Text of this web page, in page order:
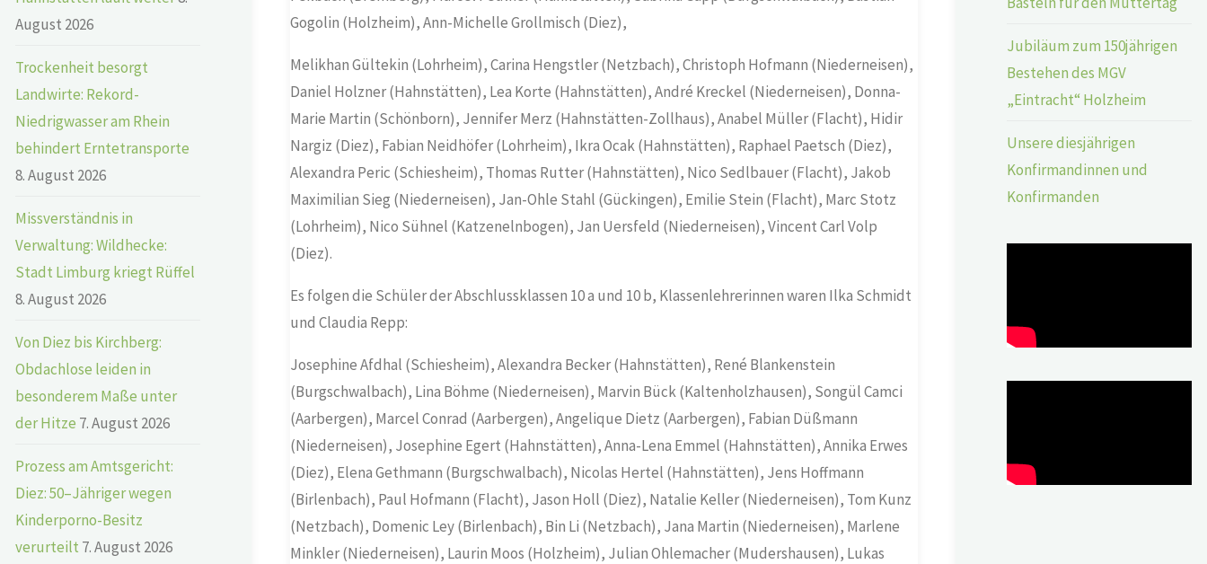
Gogolin (Holzheim), Ann-Michelle Grollmisch (Diez),
Melikhan Gültekin (Lohrheim), Carina Hengstler (Netzbach), Christoph Hofmann (Niederneisen),
Daniel Holzner (Hahnstätten), Lea Korte (Hahnstätten), André Kreckel (Niederneisen), Donna-
Marie Martin (Schönborn), Jennifer Merz (Hahnstätten-Zollhaus), Anabel Müller (Flacht), Hidir
Nargiz (Diez), Fabian Neidhöfer (Lohrheim), Ikra Ocak (Hahnstätten), Raphael Paetsch (Diez),
Alexandra Peric (Schiesheim), Thomas Rutter (Hahnstätten), Nico Sedlbauer (Flacht), Jakob
Maximilian Sieg (Niederneisen), Jan-Ohle Stahl (Gückingen), Emilie Stein (Flacht), Marc Stotz
(Lohrheim), Nico Sühnel (Katzenelnbogen), Jan Uersfeld (Niederneisen), Vincent Carl Volp
(Diez).
Es folgen die Schüler der Abschlussklassen 10 a und 10 b, Klassenlehrerinnen waren Ilka Schmidt
und Claudia Repp:
Josephine Afdhal (Schiesheim), Alexandra Becker (Hahnstätten), René Blankenstein
(Burgschwalbach), Lina Böhme (Niederneisen), Marvin Bück (Kaltenholzhausen), Songül Camci
(Aarbergen), Marcel Conrad (Aarbergen), Angelique Dietz (Aarbergen), Fabian Düßmann
(Niederneisen), Josephine Egert (Hahnstätten), Anna-Lena Emmel (Hahnstätten), Annika Erwes
(Diez), Elena Gethmann (Burgschwalbach), Nicolas Hertel (Hahnstätten), Jens Hoffmann
(Birlenbach), Paul Hofmann (Flacht), Jason Holl (Diez), Natalie Keller (Niederneisen), Tom Kunz
(Netzbach), Domenic Ley (Birlenbach), Bin Li (Netzbach), Jana Martin (Niederneisen), Marlene
Minkler (Niederneisen), Laurin Moos (Holzheim), Julian Ohlemacher (Mudershausen), Lukas
August 2026
Trockenheit besorgt
Landwirte: Rekord-
Niedrigwasser am Rhein
behindert Erntetransporte
8. August 2026
Missverständnis in
Verwaltung: Wildhecke:
Stadt Limburg kriegt Rüffel
8. August 2026
Von Diez bis Kirchberg:
Obdachlose leiden in
besonderem Maße unter
der Hitze 7. August 2026
Prozess am Amtsgericht:
Diez: 50–Jähriger wegen
Kinderporno-Besitz
verurteilt 7. August 2026
Jubiläum zum 150jährigen
Bestehen des MGV
„Eintracht“ Holzheim
Unsere diesjährigen
Konfirmandinnen und
Konfirmanden